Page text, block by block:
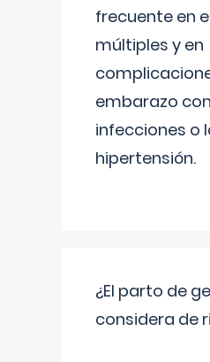
frecuente en
múltiples y en
embarazo
infecciones o
hipertensión.
¿El parto de
considera de